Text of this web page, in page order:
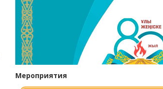
Мероприятия